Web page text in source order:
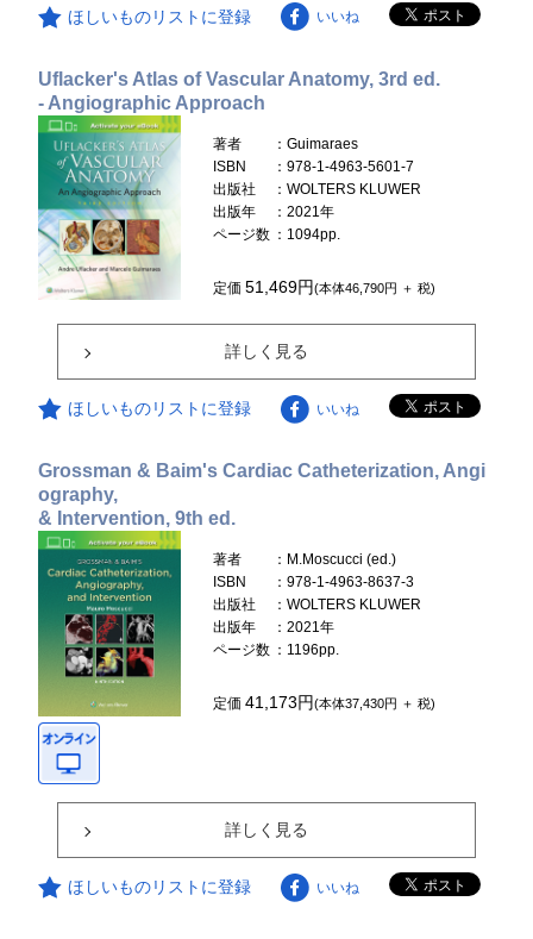
ほしいものリストに登録 いいね
Uflacker's Atlas of Vascular Anatomy, 3rd ed.
- Angiographic Approach
著者
：Guimaraes
ISBN
：978-1-4963-5601-7
出版社
：WOLTERS KLUWER
出版年
：2021年
ページ数 ：1094pp.
定価51,469円(本体46,790円 ＋ 税)
詳しく見る
ほしいものリストに登録 いいね
Grossman & Baim's Cardiac Catheterization, Angi
ography,
& Intervention, 9th ed.
著者
：M.Moscucci (ed.)
ISBN
：978-1-4963-8637-3
出版社
：WOLTERS KLUWER
出版年
：2021年
ページ数 ：1196pp.
定価41,173円(本体37,430円 ＋ 税)
詳しく見る
ほしいものリストに登録 いいね